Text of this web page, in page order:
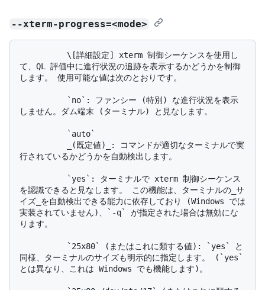
--xterm-progress=<mode>
て、QL 評価中に進行状況の追跡を表示するかどうかを制御
します。 使用可能な値は次のとおりです。
しません。ダム端末 (ターミナル) と見なします。
行されているかどうかを自動検出します。
を認識できると見なします。 この機能は、ターミナルの_サ
イズ_を自動検出できる能力に依存しており (Windows では
実装されていません)、`-q` が指定された場合は無効にな
ります。
同様、ターミナルのサイズも明示的に指定します。 (`yes`
とは異なり、これは Windows でも機能します)。